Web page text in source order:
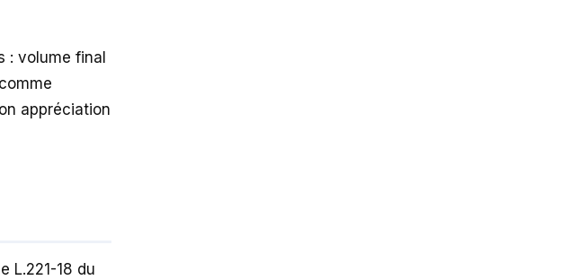
: volume final
appréciation
L.221-18 du